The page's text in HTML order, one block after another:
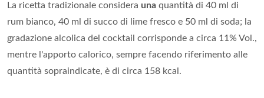
La ricetta tradizionale considera una quantità di 40 ml di
rum bianco, 40 ml di succo di lime fresco e 50 ml di soda; la
gradazione alcolica del cocktail corrisponde a circa 11% Vol.,
mentre l'apporto calorico, sempre facendo riferimento alle
quantità sopraindicate, è di circa 158 kcal.